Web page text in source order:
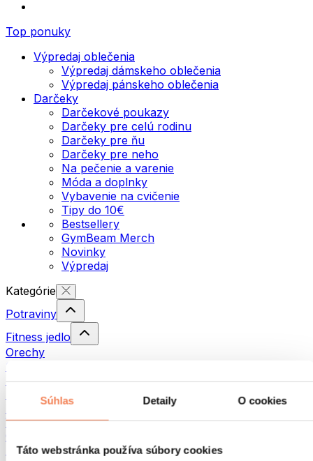
Súhlas Detaily O cookies
Táto webstránka používa súbory cookies
Top ponuky
Výpredaj oblečenia
Výpredaj dámskeho oblečenia
Výpredaj pánskeho oblečenia
Darčeky
Darčekové poukazy
Darčeky pre celú rodinu
Darčeky pre ňu
Darčeky pre neho
Na pečenie a varenie
Móda a doplnky
Vybavenie na cvičenie
Tipy do 10€
Bestsellery
GymBeam Merch
Novinky
Výpredaj
Kategórie
Potraviny
Fitness jedlo
Orechy
Semienka
Nátierky a pasty
Hotové jedlá
Vajíčka
Chlieb a pečivo
Mäso